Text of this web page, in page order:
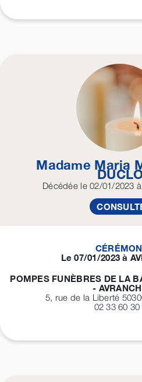
Madame Maria
Décédéele 02/01/2023
Le 07/01/2023 à
POMPES FUNÈBRES DE LA
-
5, rue de la Liberté
02 33 60 30